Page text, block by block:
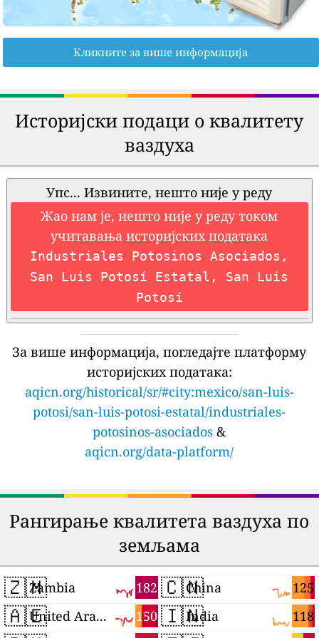
Кликните за више информација
Историјски подаци о квалитету
ваздуха
Упс... Извините, нешто није у реду
Жао нам је, нешто није у реду током
учитавања историјских података
Industriales Potosinos Asociados,
San Luis Potosí Estatal, San Luis
Potosí
За више информација, погледајте платформу
историјских података:
aqicn.org/historical/sr/#city:mexico/san-luis-
potosi/san-luis-potosi-estatal/industriales-
potosinos-asociados &
aqicn.org/data-platform/
Рангирање квалитета ваздуха по
земљама
🇿🇲 182
Zambia
🇦🇪 150
United Arab Emirates
🇨🇳 125
China
🇮🇳 118
India